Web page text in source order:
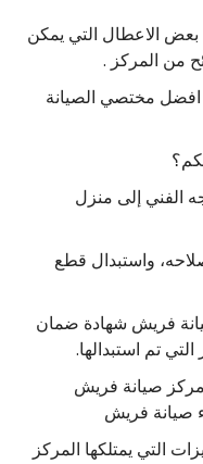
الاعطال التي يمكن
من المركز .
مختصي الصيانة
الفني إلى منزل
واستبدال قطع
فريش شهادة ضمان
تم استبدالها.
صيانة فريش
صيانة فريش
التي يمتلكها المركز